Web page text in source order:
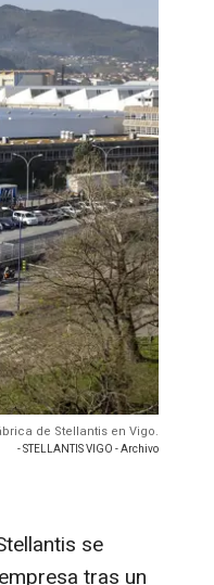
de Stellantis en Vigo.
- STELLANTIS VIGO - Archivo
se
tras un